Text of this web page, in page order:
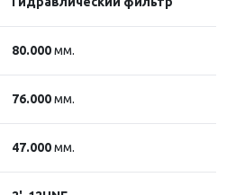
80.000мм.
76.000мм.
47.000мм.